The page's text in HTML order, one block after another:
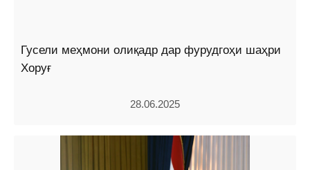
Гусели меҳмони олиқадр дар фурудгоҳи шаҳри
Хоруғ
28.06.2025